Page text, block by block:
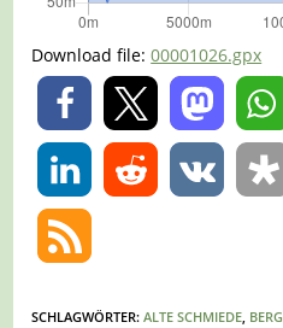
Download file:00001026.gpx
0
SCHLAGWÖRTER:ALTE SCHMIEDE,